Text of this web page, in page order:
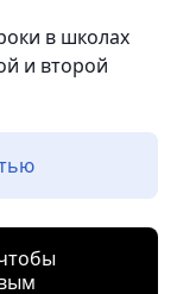
в школах
и второй